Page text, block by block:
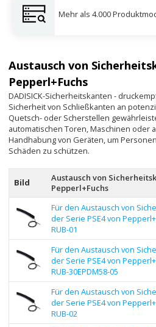
Mehr als 4.000
Austausch von
Pepperl+Fuchs
DADISICK-Sicherheitskanten -
Sicherheit von Schließkanten an
Quetsch- oder Scherstellen
automatischen Toren, Maschinen oder
Handhabung von Geräten, um
Schäden zu schützen.
Bild
Austausch von
Pepperl+Fuchs
Für den Austausch von
der Serie PSE4 von
RUB-01
Für den Austausch von
der Serie PSE4 von
RUB-30EPDM58-05
Für den Austausch von
der Serie PSE4 von
RUB-02